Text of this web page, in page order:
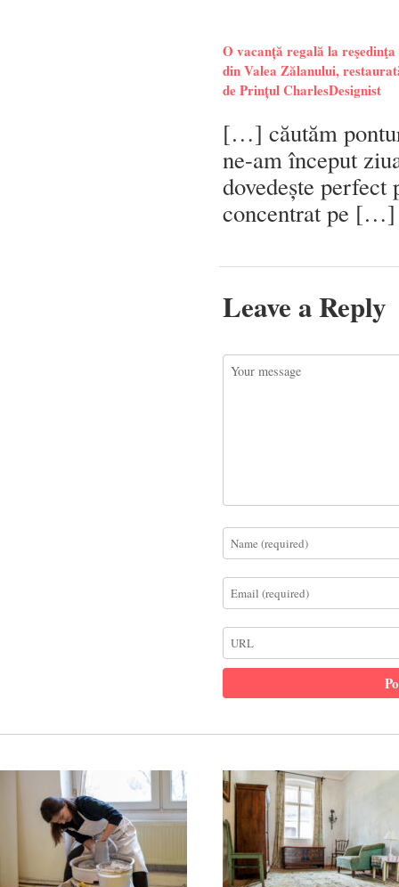
O vacanță regală la reşedinţa
din Valea Zălanului,
de Prințul CharlesDesignist
[…] căutăm
ne-am început
dovedește
concentrat pe […]
Leave a Reply